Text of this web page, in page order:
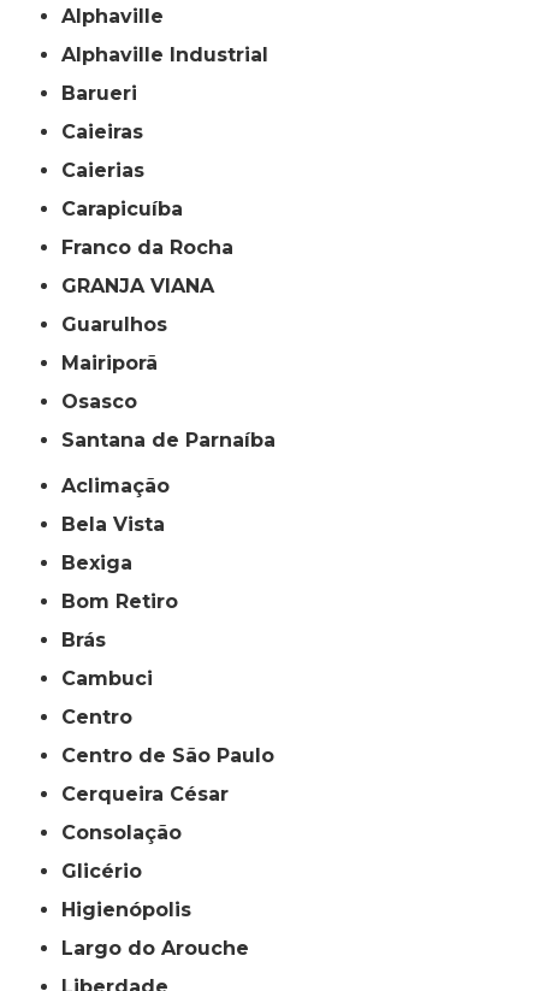
Alphaville
Alphaville Industrial
Barueri
Caieiras
Caierias
Carapicuíba
Franco da Rocha
GRANJA VIANA
Guarulhos
Mairiporã
Osasco
Santana de Parnaíba
Aclimação
Bela Vista
Bexiga
Bom Retiro
Brás
Cambuci
Centro
Centro de São Paulo
Cerqueira César
Consolação
Glicério
Higienópolis
Largo do Arouche